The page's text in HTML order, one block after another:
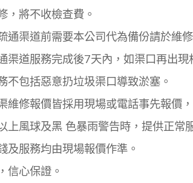
，將不收檢查費。
通渠道前需要本公司代為備份請於維
渠道服務完成後7天內，如渠口再出現
不包括惡意扔垃圾渠口導致淤塞。
維修報價皆採用現場或電話事先報價
上風球及黑 色暴雨警告時，提供正常
及服務均由現場報價作準。
信心保證。